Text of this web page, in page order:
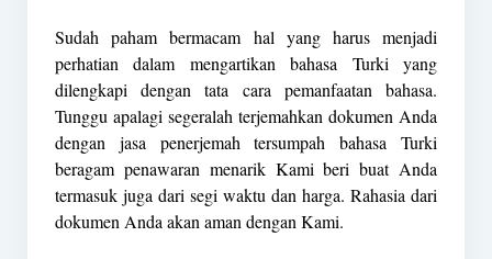
Sudah paham bermacam hal yang harus menjadi
perhatian dalam mengartikan bahasa Turki yang
dilengkapi dengan tata cara pemanfaatan bahasa.
Tunggu apalagi segeralah terjemahkan dokumen Anda
dengan jasa penerjemah tersumpah bahasa Turki
beragam penawaran menarik Kami beri buat Anda
termasuk juga dari segi waktu dan harga. Rahasia dari
dokumen Anda akan aman dengan Kami.